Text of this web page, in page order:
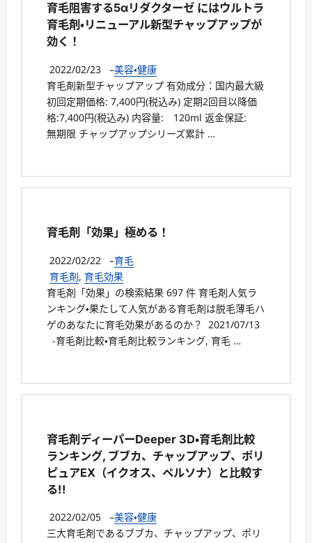
育毛阻害する5αリダクターゼ にはウルトラ
育毛剤・リニューアル新型チャップアップが
効く！
2022/02/23 –美容・健康
育毛剤新型チャップアップ 有効成分：国内最大級
初回定期価格: 7,400円(税込み) 定期2回目以降価
格:7,400円(税込み) 内容量: 120ml 返金保証:
無期限 チャップアップシリーズ累計 …
育毛剤「効果」極める！
2022/02/22 –育毛
育毛剤, 育毛効果
育毛剤「効果」の検索結果 697 件 育毛剤人気ラ
ンキング・果たして人気がある育毛剤は脱毛薄毛ハ
ゲのあなたに育毛効果があるのか？ 2021/07/13
-育毛剤比較・育毛剤比較ランキング, 育毛 …
育毛剤ディーパーDeeper 3D・育毛剤比較
ランキング, ブブカ、チャップアップ、ポリ
ピュアEX（イクオス、ペルソナ）と比較す
る!!
2022/02/05 –美容・健康
三大育毛剤であるブブカ、チャップアップ、ポリ